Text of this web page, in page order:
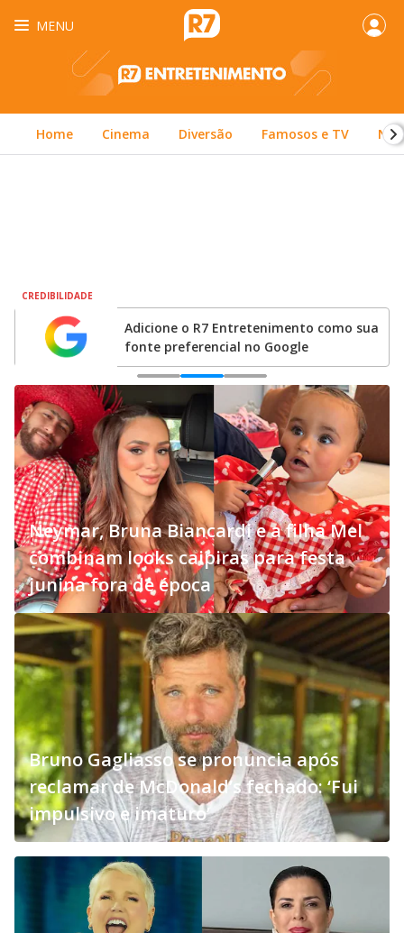
MENU
Home Cinema Diversão Famosos e TV
CREDIBILIDADE
Adicione o R7 Entretenimento como sua
fonte preferencial no Google
0 1 2
Neymar, Bruna Biancardi e a filha Mel
combinam looks caipiras para festa
junina fora de época
Bruno Gagliasso se pronuncia após
reclamar de McDonald’s fechado: ‘Fui
impulsivo e imaturo’